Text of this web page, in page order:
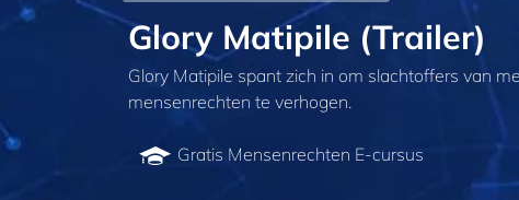
Glory Matipile (Trailer)
Glory Matipile spant zich in om slachtoffers van
mensenrechten te verhogen.
Gratis Mensenrechten E‑cursus